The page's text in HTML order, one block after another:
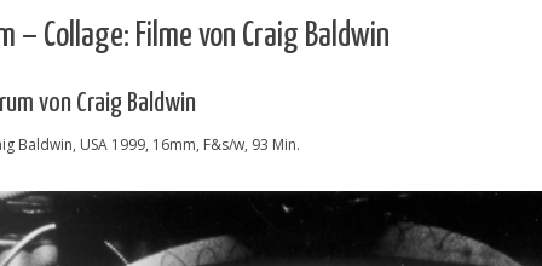
– Collage: Filme von Craig Baldwin
von Craig Baldwin
Baldwin, USA 1999, 16mm, F&s/w, 93 Min.